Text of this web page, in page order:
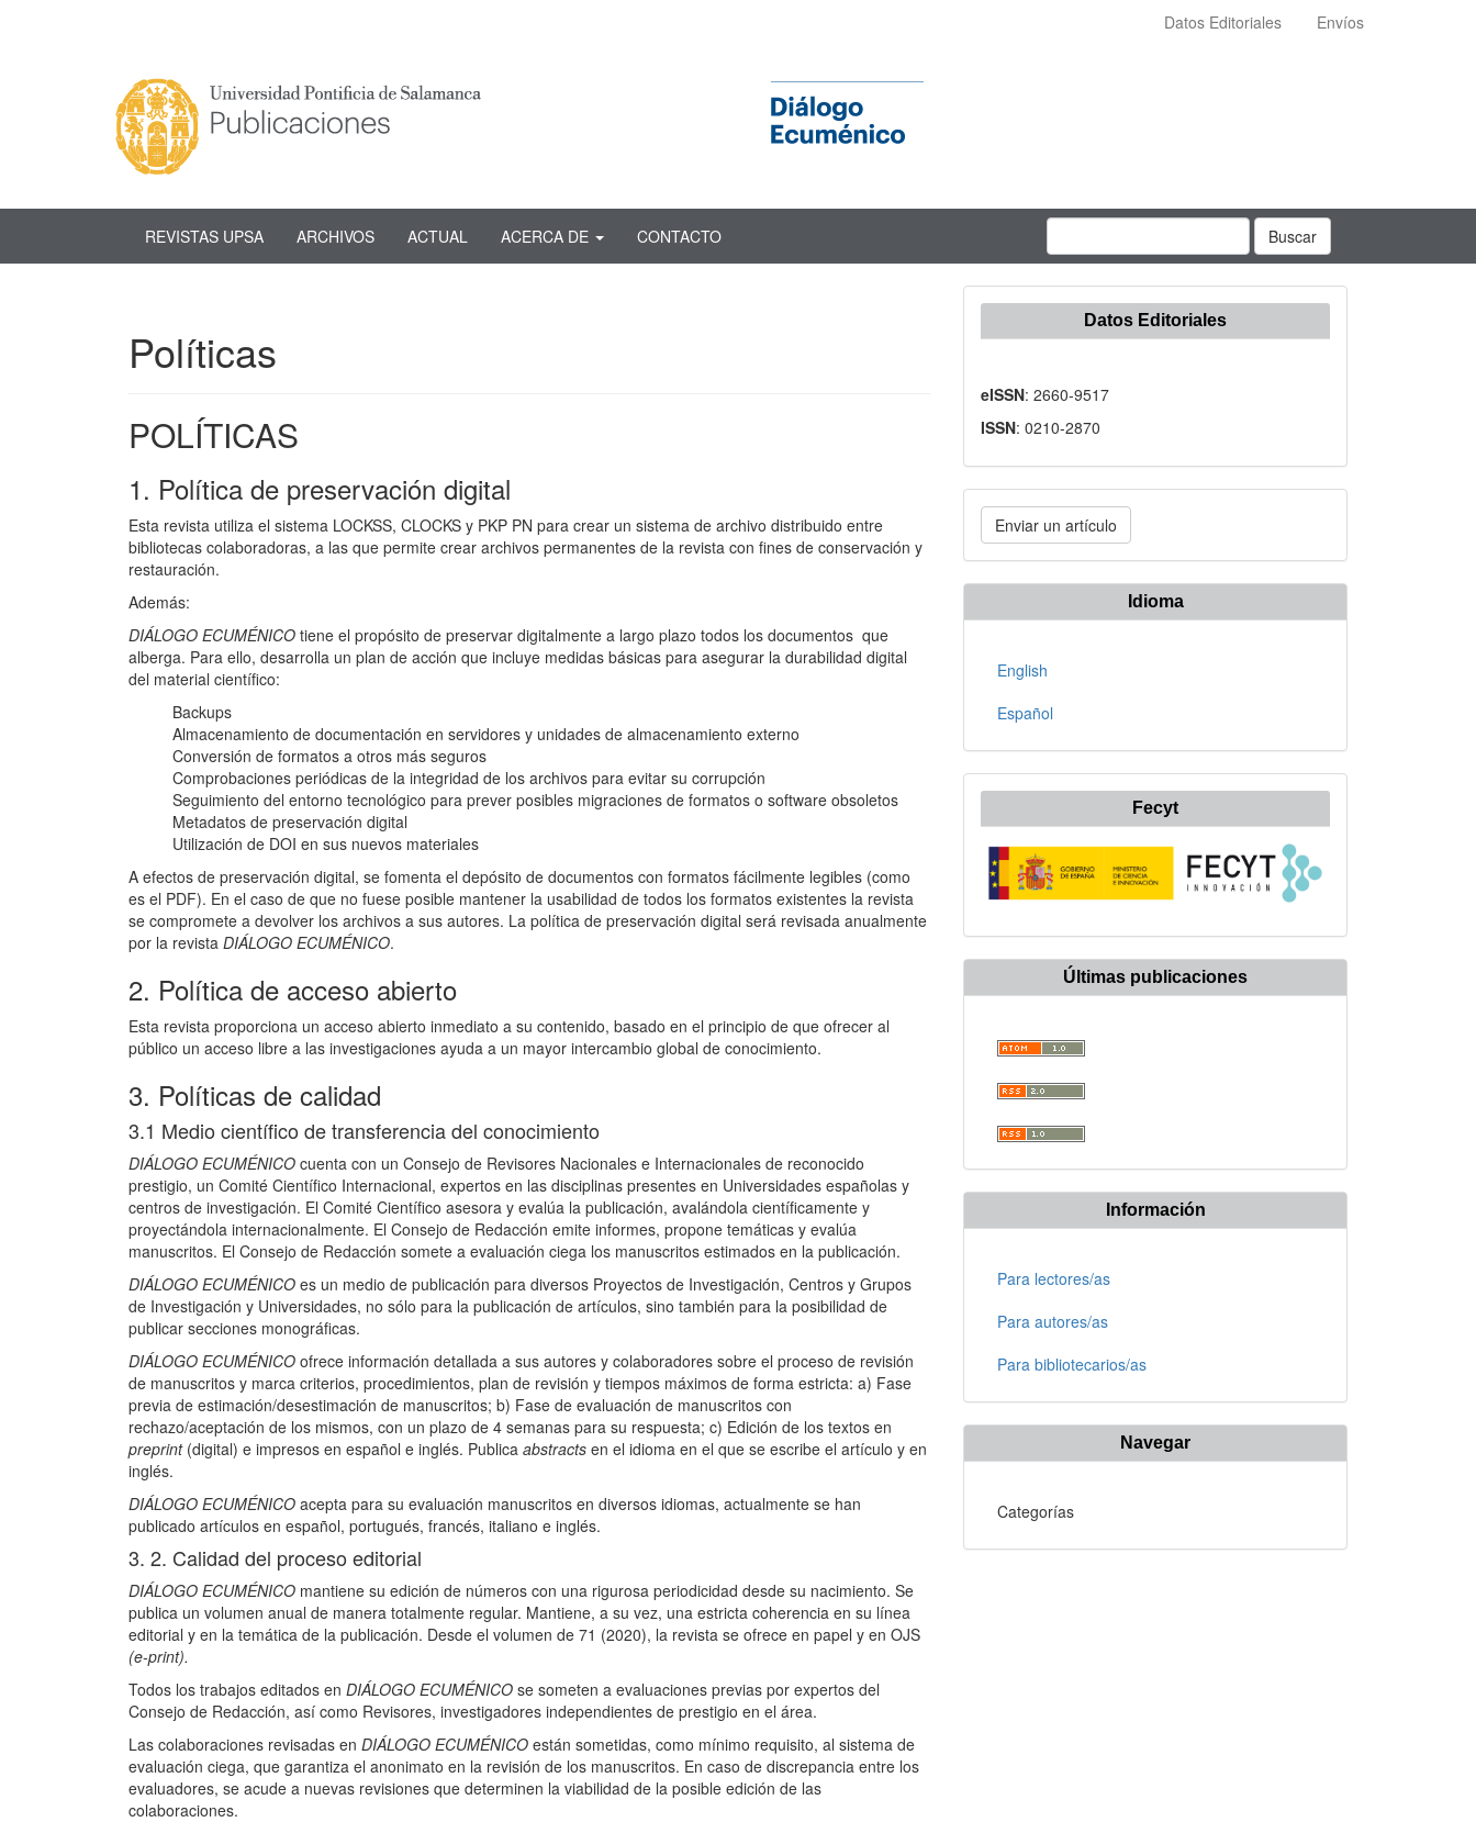
Datos Editoriales Envíos
REVISTAS UPSA ARCHIVOS ACTUAL ACERCA DE CONTACTO Buscar
Políticas
POLÍTICAS
1. Política de preservación digital
Esta revista utiliza el sistema LOCKSS, CLOCKS y PKP PN para crear un sistema de archivo distribuido entre
bibliotecas colaboradoras, a las que permite crear archivos permanentes de la revista con fines de conservación y
restauración.
Además:
DIÁLOGO ECUMÉNICO tiene el propósito de preservar digitalmente a largo plazo todos los documentos que
alberga. Para ello, desarrolla un plan de acción que incluye medidas básicas para asegurar la durabilidad digital
del material científico:
Backups
Almacenamiento de documentación en servidores y unidades de almacenamiento externo
Conversión de formatos a otros más seguros
Comprobaciones periódicas de la integridad de los archivos para evitar su corrupción
Seguimiento del entorno tecnológico para prever posibles migraciones de formatos o software obsoletos
Metadatos de preservación digital
Utilización de DOI en sus nuevos materiales
A efectos de preservación digital, se fomenta el depósito de documentos con formatos fácilmente legibles (como
es el PDF). En el caso de que no fuese posible mantener la usabilidad de todos los formatos existentes la revista
se compromete a devolver los archivos a sus autores. La política de preservación digital será revisada anualmente
por la revista DIÁLOGO ECUMÉNICO.
2. Política de acceso abierto
Esta revista proporciona un acceso abierto inmediato a su contenido, basado en el principio de que ofrecer al
público un acceso libre a las investigaciones ayuda a un mayor intercambio global de conocimiento.
3. Políticas de calidad
3.1 Medio científico de transferencia del conocimiento
DIÁLOGO ECUMÉNICO cuenta con un Consejo de Revisores Nacionales e Internacionales de reconocido
prestigio, un Comité Científico Internacional, expertos en las disciplinas presentes en Universidades españolas y
centros de investigación. El Comité Científico asesora y evalúa la publicación, avalándola científicamente y
proyectándola internacionalmente. El Consejo de Redacción emite informes, propone temáticas y evalúa
manuscritos. El Consejo de Redacción somete a evaluación ciega los manuscritos estimados en la publicación.
DIÁLOGO ECUMÉNICO es un medio de publicación para diversos Proyectos de Investigación, Centros y Grupos
de Investigación y Universidades, no sólo para la publicación de artículos, sino también para la posibilidad de
publicar secciones monográficas.
DIÁLOGO ECUMÉNICO ofrece información detallada a sus autores y colaboradores sobre el proceso de revisión
de manuscritos y marca criterios, procedimientos, plan de revisión y tiempos máximos de forma estricta: a) Fase
previa de estimación/desestimación de manuscritos; b) Fase de evaluación de manuscritos con
rechazo/aceptación de los mismos, con un plazo de 4 semanas para su respuesta; c) Edición de los textos en
preprint(digital) e impresos en español e inglés. Publica abstracts en el idioma en el que se escribe el artículo y en
inglés.
DIÁLOGO ECUMÉNICO acepta para su evaluación manuscritos en diversos idiomas, actualmente se han
publicado artículos en español, portugués, francés, italiano e inglés.
3. 2. Calidad del proceso editorial
DIÁLOGO ECUMÉNICO mantiene su edición de números con una rigurosa periodicidad desde su nacimiento. Se
publica un volumen anual de manera totalmente regular. Mantiene, a su vez, una estricta coherencia en su línea
editorial y en la temática de la publicación. Desde el volumen de 71 (2020), la revista se ofrece en papel y en OJS
(e-print).
Todos los trabajos editados en DIÁLOGO ECUMÉNICO se someten a evaluaciones previas por expertos del
Consejo de Redacción, así como Revisores, investigadores independientes de prestigio en el área.
Las colaboraciones revisadas en DIÁLOGO ECUMÉNICO están sometidas, como mínimo requisito, al sistema de
evaluación ciega, que garantiza el anonimato en la revisión de los manuscritos. En caso de discrepancia entre los
evaluadores, se acude a nuevas revisiones que determinen la viabilidad de la posible edición de las
colaboraciones.
Datos Editoriales
eISSN: 2660-9517
ISSN: 0210-2870
Enviar
un
artículo
Enviar un artículo
Idioma
English
Español
Fecyt
Últimas publicaciones
Información
Para lectores/as
Para autores/as
Para bibliotecarios/as
Navegar
Categorías